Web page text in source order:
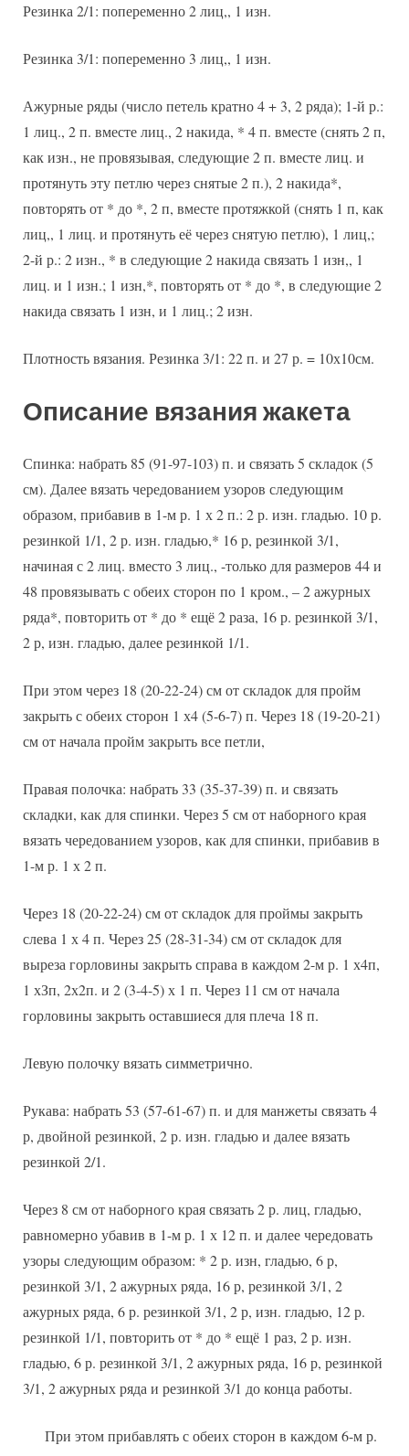
Резинка 2/1: попеременно 2 лиц,, 1 изн.
Резинка 3/1: попеременно 3 лиц,, 1 изн.
Ажурные ряды (число петель кратно 4 + 3, 2 ряда); 1-й р.:
1 лиц., 2 п. вместе лиц., 2 накида, * 4 п. вместе (снять 2 п,
как изн., не провязывая, следующие 2 п. вместе лиц. и
протянуть эту петлю через снятые 2 п.), 2 накида*,
повторять от * до *, 2 п, вместе протяжкой (снять 1 п, как
лиц,, 1 лиц. и протянуть её через снятую петлю), 1 лиц,;
2-й р.: 2 изн., * в следующие 2 накида связать 1 изн,, 1
лиц. и 1 изн.; 1 изн,*, повторять от * до *, в следующие 2
накида связать 1 изн, и 1 лиц.; 2 изн.
Плотность вязания. Резинка 3/1: 22 п. и 27 р. = 10х10см.
Описание вязания жакета
Спинка: набрать 85 (91-97-103) п. и связать 5 складок (5
см). Далее вязать чередованием узоров следующим
образом, прибавив в 1-м р. 1 х 2 п.: 2 р. изн. гладью. 10 р.
резинкой 1/1, 2 р. изн. гладью,* 16 р, резинкой 3/1,
начиная с 2 лиц. вместо 3 лиц., -только для размеров 44 и
48 провязывать с обеих сторон по 1 кром., – 2 ажурных
ряда*, повторить от * до * ещё 2 раза, 16 р. резинкой 3/1,
2 р, изн. гладью, далее резинкой 1/1.
При этом через 18 (20-22-24) см от складок для пройм
закрыть с обеих сторон 1 х4 (5-6-7) п. Через 18 (19-20-21)
см от начала пройм закрыть все петли,
Правая полочка: набрать 33 (35-37-39) п. и связать
складки, как для спинки. Через 5 см от наборного края
вязать чередованием узоров, как для спинки, прибавив в
1-м р. 1 х 2 п.
Через 18 (20-22-24) см от складок для проймы закрыть
слева 1 х 4 п. Через 25 (28-31-34) см от складок для
выреза горловины закрыть справа в каждом 2-м р. 1 х4п,
1 хЗп, 2х2п. и 2 (3-4-5) х 1 п. Через 11 см от начала
горловины закрыть оставшиеся для плеча 18 п.
Левую полочку вязать симметрично.
Рукава: набрать 53 (57-61-67) п. и для манжеты связать 4
р, двойной резинкой, 2 р. изн. гладью и далее вязать
резинкой 2/1.
Через 8 см от наборного края связать 2 р. лиц, гладью,
равномерно убавив в 1-м р. 1 х 12 п. и далее чередовать
узоры следующим образом: * 2 р. изн, гладью, 6 р,
резинкой 3/1, 2 ажурных ряда, 16 р, резинкой 3/1, 2
ажурных ряда, 6 р. резинкой 3/1, 2 р, изн. гладью, 12 р.
резинкой 1/1, повторить от * до * ещё 1 раз, 2 р. изн.
гладью, 6 р. резинкой 3/1, 2 ажурных ряда, 16 р, резинкой
3/1, 2 ажурных ряда и резинкой 3/1 до конца работы.
При этом прибавлять с обеих сторон в каждом 6-м р.